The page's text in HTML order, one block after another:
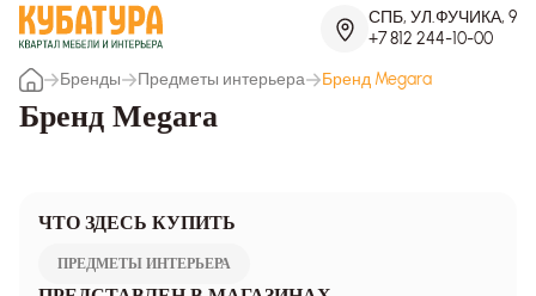
СПБ, УЛ.ФУЧИКА, 9
+7 812 244-10-00
Бренды
Предметы интерьера Бренд Megara
Бренд Megara
ЧТО ЗДЕСЬ КУПИТЬ
ПРЕДМЕТЫ ИНТЕРЬЕРА